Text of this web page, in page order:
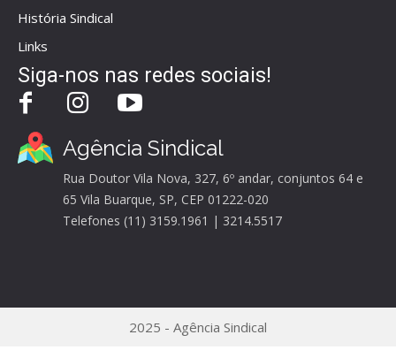
História Sindical
Links
Siga-nos nas redes sociais!
Agência Sindical
Rua Doutor Vila Nova, 327, 6º andar, conjuntos 64 e
65 Vila Buarque, SP, CEP 01222-020
Telefones (11) 3159.1961 | 3214.5517
2025 - Agência Sindical